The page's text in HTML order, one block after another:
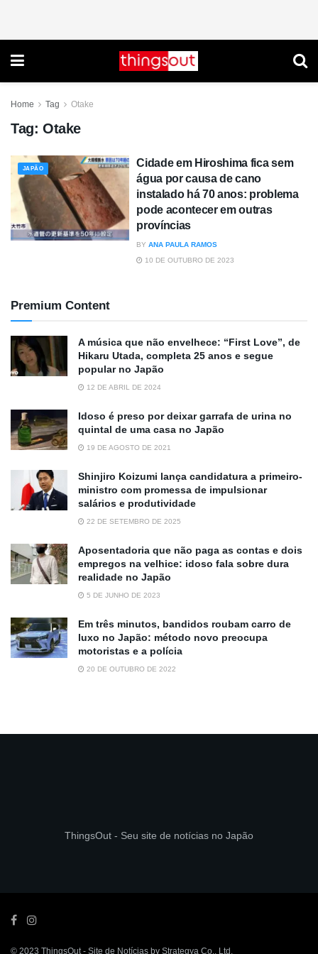
Home Tag Otake
Tag: Otake
JAPÃO
Cidade em Hiroshima fica sem
água por causa de cano
instalado há 70 anos: problema
pode acontecer em outras
províncias
BY ANA PAULA RAMOS
10 DE OUTUBRO DE 2023
Premium Content
A música que não envelhece: “First Love”, de
Hikaru Utada, completa 25 anos e segue
popular no Japão
12 DE ABRIL DE 2024
Idoso é preso por deixar garrafa de urina no
quintal de uma casa no Japão
19 DE AGOSTO DE 2021
Shinjiro Koizumi lança candidatura a primeiro-
ministro com promessa de impulsionar
salários e produtividade
22 DE SETEMBRO DE 2025
Aposentadoria que não paga as contas e dois
empregos na velhice: idoso fala sobre dura
realidade no Japão
5 DE JUNHO DE 2023
Em três minutos, bandidos roubam carro de
luxo no Japão: método novo preocupa
motoristas e a polícia
20 DE OUTUBRO DE 2022
ThingsOut - Seu site de notícias no Japão
© 2023 ThingsOut- Site de Notícias by Strategya Co., Ltd .